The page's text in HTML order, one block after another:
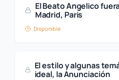
El Beato Angelico
Madrid, Paris
Disponible
El estilo y algunas
ideal, la Anunciación